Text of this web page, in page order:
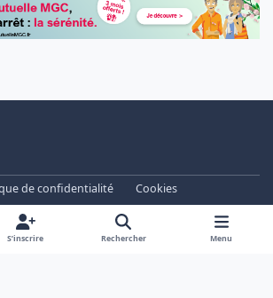
de confidentialité
Cookies
- Forum Libre depuis 2003
by
Invision Community
S’inscrire Rechercher Menu